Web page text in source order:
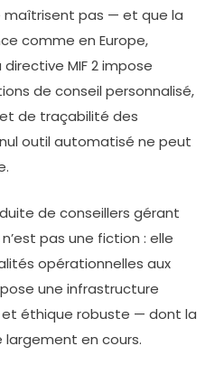
maîtrisent pas — et que la
comme en Europe,
MIF 2 impose
de conseil personnalisé,
de traçabilité des
outil automatisé ne peut
de conseillers gérant
pas une fiction : elle
opérationnelles aux
une infrastructure
éthique robuste — dont la
en cours.